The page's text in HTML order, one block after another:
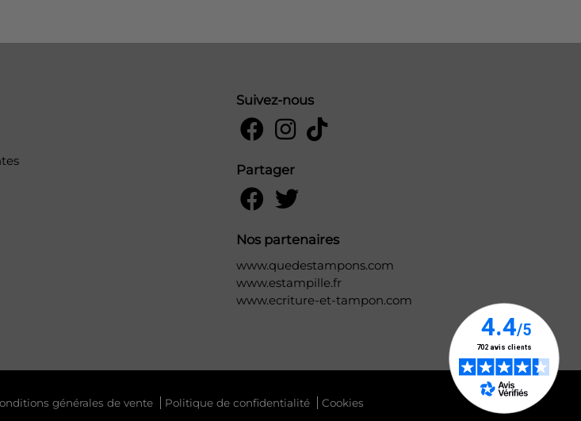
Suivez-nous
Partager
Nos partenaires
www.quedestampons.com
www.estampille.fr
www.ecriture-et-tampon.com
générales de vente Politique de confidentialité Cookies